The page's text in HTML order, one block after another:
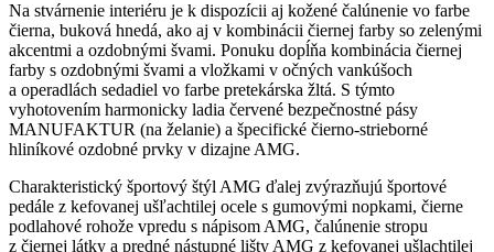
Na stvárnenie interiéru je k dispozícii aj kožené čalúnenie vo farbe
čierna, buková hnedá, ako aj v kombinácii čiernej farby so zelenými
akcentmi a ozdobnými švami. Ponuku dopĺňa kombinácia čiernej
farby s ozdobnými švami a vložkami v očných vankúšoch
a operadlách sedadiel vo farbe pretekárska žltá. S týmto
vyhotovením harmonicky ladia červené bezpečnostné pásy
MANUFAKTUR (na želanie) a špecifické čierno-strieborné
hliníkové ozdobné prvky v dizajne AMG.
Charakteristický športový štýl AMG ďalej zvýrazňujú športové
pedále z kefovanej ušľachtilej ocele s gumovými nopkami, čierne
podlahové rohože vpredu s nápisom AMG, čalúnenie stropu
z čiernej látky a predné nástupné lišty AMG z kefovanej ušlachtilej